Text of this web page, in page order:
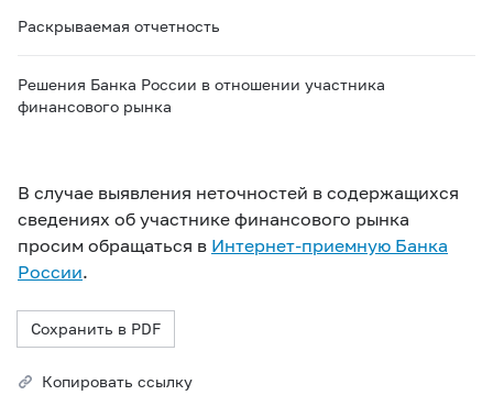
Раскрываемая отчетность
Решения Банка России в отношении участника
финансового рынка
В случае выявления неточностей в содержащихся
сведениях об участнике финансового рынка
просим обращаться в Интернет-приемную Банка
России.
Сохранить в PDF
Копировать ссылку